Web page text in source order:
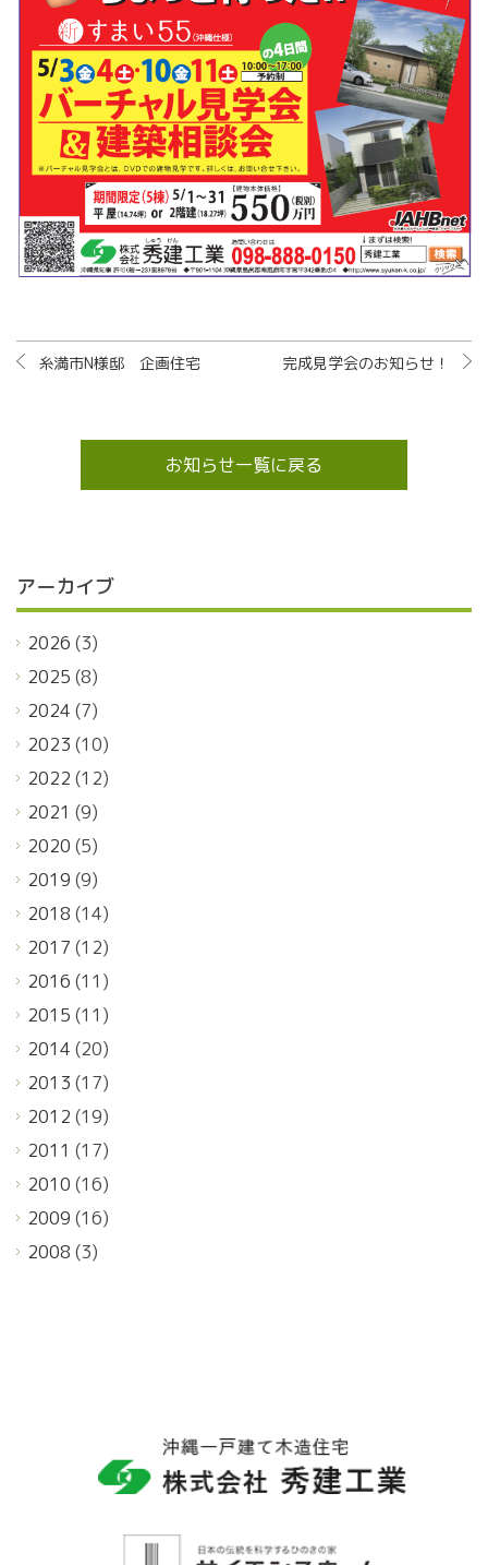
糸満市N様邸 企画住宅 完成見学会のお知らせ！
お知らせ一覧に戻る
アーカイブ
2026 (3)
2025 (8)
2024 (7)
2023 (10)
2022 (12)
2021 (9)
2020 (5)
2019 (9)
2018 (14)
2017 (12)
2016 (11)
2015 (11)
2014 (20)
2013 (17)
2012 (19)
2011 (17)
2010 (16)
2009 (16)
2008 (3)